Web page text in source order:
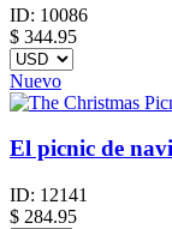
ID: 10086
$ 344.95
Nuevo
El picnic de
ID: 12141
$ 284.95